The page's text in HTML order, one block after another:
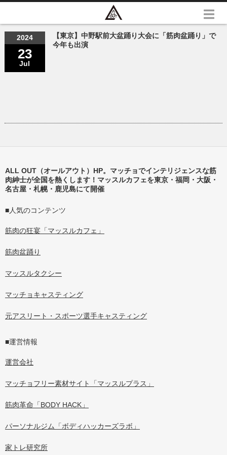
2024
23
Jul
【東京】中野駅前大盆踊り大会に「筋肉盆踊り」で
今年も出演
ALL OUT（オールアウト）HP。マッチョでインテリジェンスな筋
肉紳士が全国を熱くします！マッスルカフェを東京・福岡・大阪・
名古屋・札幌・鹿児島にて開催
■人気のコンテンツ
筋肉の狂宴「マッスルカフェ」
筋肉盆踊り
マッスルタクシー
マッチョキャスティング
元アスリート・スポーツ選手キャスティング
■運営情報
運営会社
マッチョフリー素材サイト「マッスルプラス」
筋肉革命「BODY HACK」
パーソナルジム「ボディハッカーズラボ」
家トレ研究所